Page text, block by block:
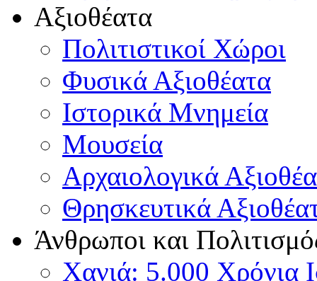
Αξιοθέατα
Πολιτιστικοί Χώροι
Φυσικά Αξιοθέατα
Ιστορικά Μνημεία
Μουσεία
Αρχαιολογικά
Θρησκευτικά
Άνθρωποι και
Χανιά: 5.000 Χρόνια